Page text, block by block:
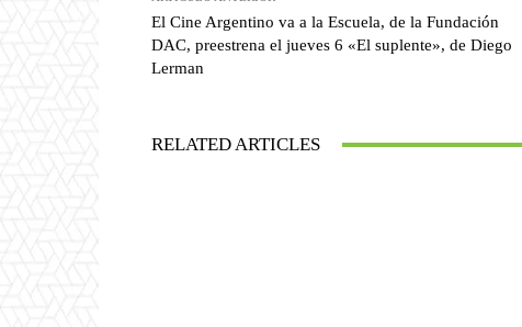
El Cine Argentino va a la Escuela, de la Fundación
DAC, preestrena el jueves 6 «El suplente», de Diego
Lerman
RELATED ARTICLES